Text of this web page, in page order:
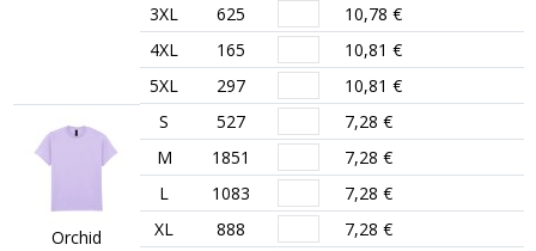
3XL 625
10,78 €
4XL
165
10,81 €
5XL
297 10,81 €
Orchid
S 527
7,28 €
M
1851
7,28 €
L
1083
7,28 €
XL
888
7,28 €